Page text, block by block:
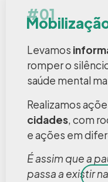
#01
Levamos
romper o
saúde mental
Realizamos
cidades, com
e ações em
É assim que a
passa a existir